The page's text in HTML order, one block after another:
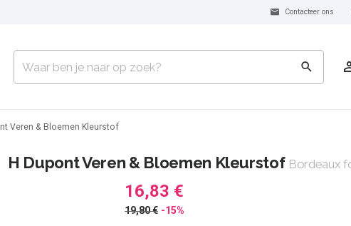
Contacteer ons
Veren & Bloemen Kleurstof
H Dupont Veren & Bloemen Kleurstof Bordeaux
16,83 €
19,80 € -15%